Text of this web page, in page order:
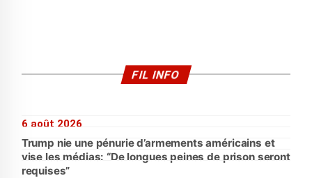
FIL INFO
6 août 2026
Trump nie une pénurie d’armements américains et
vise les médias: “De longues peines de prison seront
requises”